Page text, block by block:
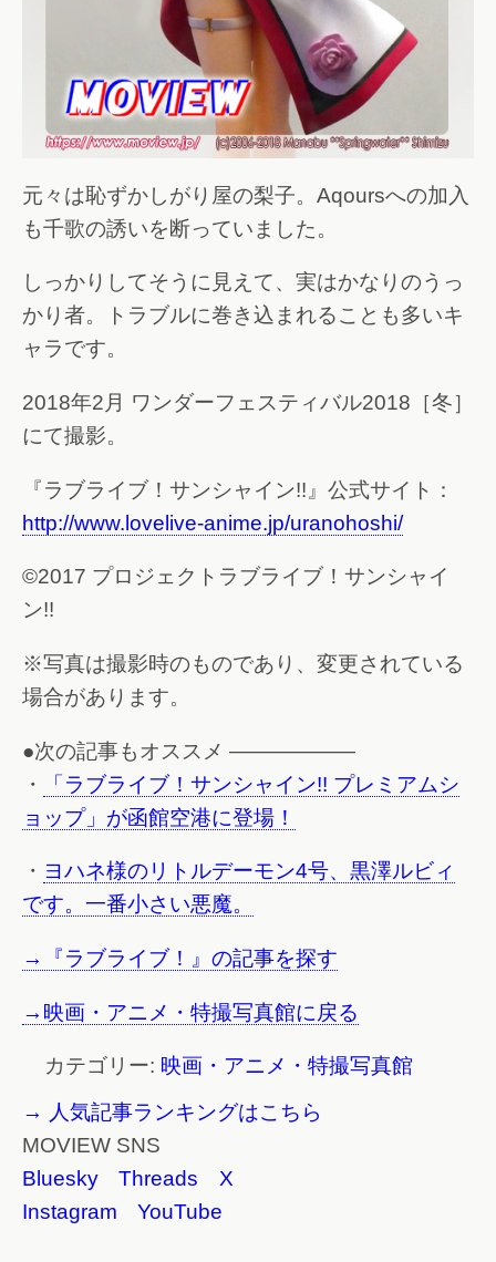
元々は恥ずかしがり屋の梨子。Aqoursへの加入
も千歌の誘いを断っていました。
しっかりしてそうに見えて、実はかなりのうっ
かり者。トラブルに巻き込まれることも多いキ
ャラです。
2018年2月 ワンダーフェスティバル2018［冬］
にて撮影。
『ラブライブ！サンシャイン!!』公式サイト：
http://www.lovelive-anime.jp/uranohoshi/
©2017 プロジェクトラブライブ！サンシャイ
ン!!
※写真は撮影時のものであり、変更されている
場合があります。
●次の記事もオススメ ——————
・
「ラブライブ！サンシャイン!! プレミアムシ
ョップ」が函館空港に登場！
・ ヨハネ様のリトルデーモン4号、黒澤ルビィ
です。一番小さい悪魔。
→『ラブライブ！』の記事を探す
→映画・アニメ・特撮写真館に戻る
カテゴリー: 映画・アニメ・特撮写真館
→ 人気記事ランキングはこちら
MOVIEW SNS
Bluesky
Threads
X
Instagram
YouTube